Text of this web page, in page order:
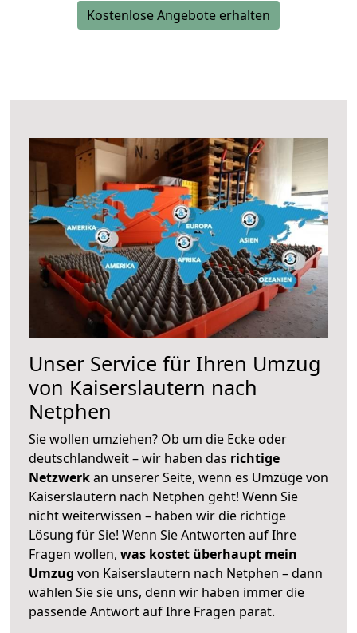
Kostenlose Angebote erhalten
Unser Service für Ihren Umzug
von Kaiserslautern nach
Netphen
Sie wollen umziehen? Ob um die Ecke oder
deutschlandweit – wir haben das richtige
Netzwerkan unserer Seite, wenn es Umzüge von
Kaiserslautern nach Netphen geht! Wenn Sie
nicht weiterwissen – haben wir die richtige
Lösung für Sie! Wenn Sie Antworten auf Ihre
Fragen wollen, was kostet überhaupt mein
Umzug von Kaiserslautern nach Netphen – dann
wählen Sie sie uns, denn wir haben immer die
passende Antwort auf Ihre Fragen parat.